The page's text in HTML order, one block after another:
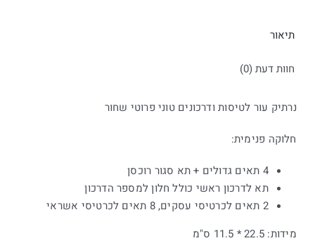
תיאור
חוות דעת (0)
נרתיק עור לטיסות ודרכונים טוני פרוטי שחור
חלוקה פנימית:
4 תאים גדולים + תא סגור רוכסן
תא לדרכון ראשי כולל חלון למספר הדרכון
2 תאים לכרטיסי עסקים, 8 תאים לכרטיסי אשראי
מידות: 22.5 * 11.5 ס"מ